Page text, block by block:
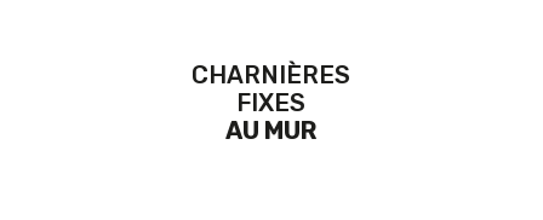
CHARNIÈRES
FIXES
AU MUR